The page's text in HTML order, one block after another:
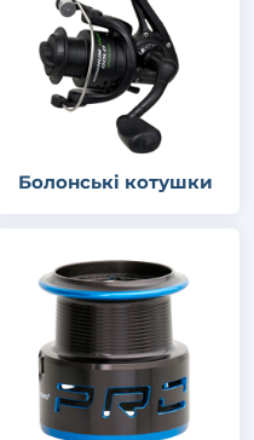
Болонські котушки